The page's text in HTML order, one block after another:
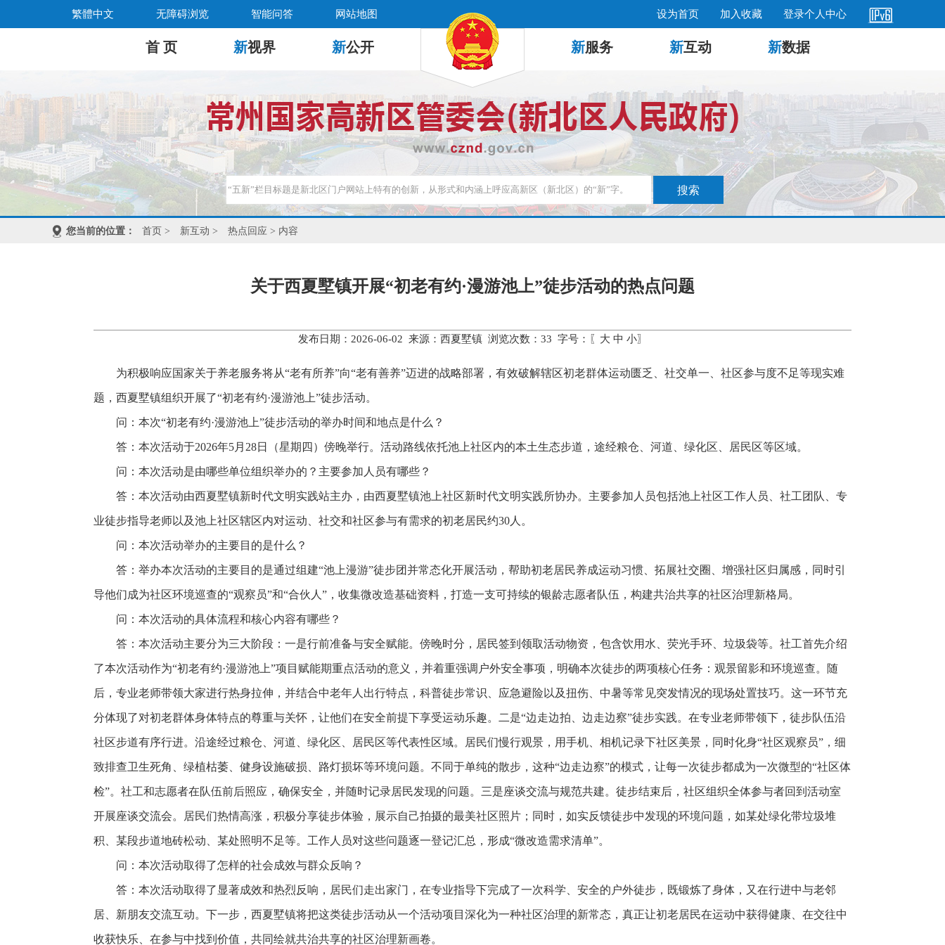
繁體中文 无障碍浏览 智能问答 网站地图 设为首页 加入收藏 登录个人中心
首 页 新视界 新公开 新服务 新互动 新数据
您当前的位置： 首页 > 新互动 > 热点回应 > 内容
关于西夏墅镇开展“初老有约·漫游池上”徒步活动的热点问题
发布日期：2026-06-02 来源：西夏墅镇 浏览次数： 33 字号：〖 大 中 小〗
为积极响应国家关于养老服务将从“老有所养”向“老有善养”迈进的战略部署，有效破解辖区初老群体运动匮乏、社交单一、社区参与度不足等现实难
题，西夏墅镇组织开展了“初老有约·漫游池上”徒步活动。
问：本次“初老有约·漫游池上”徒步活动的举办时间和地点是什么？
答：本次活动于2026年5月28日（星期四）傍晚举行。活动路线依托池上社区内的本土生态步道，途经粮仓、河道、绿化区、居民区等区域。
问：本次活动是由哪些单位组织举办的？主要参加人员有哪些？
答：本次活动由西夏墅镇新时代文明实践站主办，由西夏墅镇池上社区新时代文明实践所协办。主要参加人员包括池上社区工作人员、社工团队、专
业徒步指导老师以及池上社区辖区内对运动、社交和社区参与有需求的初老居民约30人。
问：本次活动举办的主要目的是什么？
答：举办本次活动的主要目的是通过组建“池上漫游”徒步团并常态化开展活动，帮助初老居民养成运动习惯、拓展社交圈、增强社区归属感，同时引
导他们成为社区环境巡查的“观察员”和“合伙人”，收集微改造基础资料，打造一支可持续的银龄志愿者队伍，构建共治共享的社区治理新格局。
问：本次活动的具体流程和核心内容有哪些？
答：本次活动主要分为三大阶段：一是行前准备与安全赋能。傍晚时分，居民签到领取活动物资，包含饮用水、荧光手环、垃圾袋等。社工首先介绍
了本次活动作为“初老有约·漫游池上”项目赋能期重点活动的意义，并着重强调户外安全事项，明确本次徒步的两项核心任务：观景留影和环境巡查。随
后，专业老师带领大家进行热身拉伸，并结合中老年人出行特点，科普徒步常识、应急避险以及扭伤、中暑等常见突发情况的现场处置技巧。这一环节充
分体现了对初老群体身体特点的尊重与关怀，让他们在安全前提下享受运动乐趣。二是“边走边拍、边走边察”徒步实践。在专业老师带领下，徒步队伍沿
社区步道有序行进。沿途经过粮仓、河道、绿化区、居民区等代表性区域。居民们慢行观景，用手机、相机记录下社区美景，同时化身“社区观察员”，细
致排查卫生死角、绿植枯萎、健身设施破损、路灯损坏等环境问题。不同于单纯的散步，这种“边走边察”的模式，让每一次徒步都成为一次微型的“社区体
检”。社工和志愿者在队伍前后照应，确保安全，并随时记录居民发现的问题。三是座谈交流与规范共建。徒步结束后，社区组织全体参与者回到活动室
开展座谈交流会。居民们热情高涨，积极分享徒步体验，展示自己拍摄的最美社区照片；同时，如实反馈徒步中发现的环境问题，如某处绿化带垃圾堆
积、某段步道地砖松动、某处照明不足等。工作人员对这些问题逐一登记汇总，形成“微改造需求清单”。
问：本次活动取得了怎样的社会成效与群众反响？
答：本次活动取得了显著成效和热烈反响，居民们走出家门，在专业指导下完成了一次科学、安全的户外徒步，既锻炼了身体，又在行进中与老邻
居、新朋友交流互动。下一步，西夏墅镇将把这类徒步活动从一个活动项目深化为一种社区治理的新常态，真正让初老居民在运动中获得健康、在交往中
收获快乐、在参与中找到价值，共同绘就共治共享的社区治理新画卷。